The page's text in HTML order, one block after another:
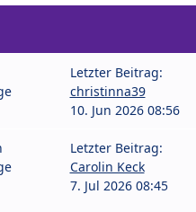
Letzter Beitrag:
christinna39
10. Jun 2026 08:56
Letzter Beitrag:
Carolin Keck
7. Jul 2026 08:45